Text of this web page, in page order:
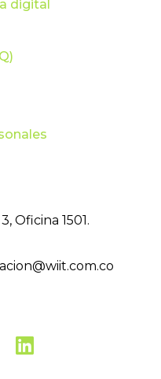
digital
Oficina 1501.